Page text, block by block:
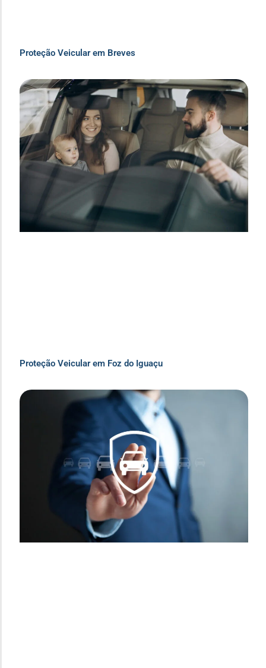
Proteção Veicular em Breves
Proteção Veicular em Foz do Iguaçu